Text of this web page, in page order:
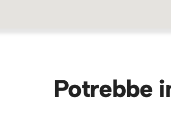
Potrebbe